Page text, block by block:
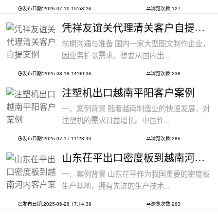
发布日期:2026-07-10 15:58:26 浏览次数:127
凭祥友谊关代理清关客户自提案例
前期沟通与准备 国内一家大型图文制作企业，
因业务扩张需求，想要从国内出...
发布日期:2025-08-18 14:09:36 浏览次数:238
注塑机出口越南平阳客户案例
一、案例背景 随着越南制造业的快速发展，对
注塑机的需求日益增长。中国作...
发布日期:2025-07-17 11:28:43 浏览次数:286
山东茌平出口密度板到越南河内客户案例
一、案例背景 山东茌平作为我国重要的密度板
生产基地，拥有先进的生产技术...
发布日期:2025-06-26 17:14:39 浏览次数:263